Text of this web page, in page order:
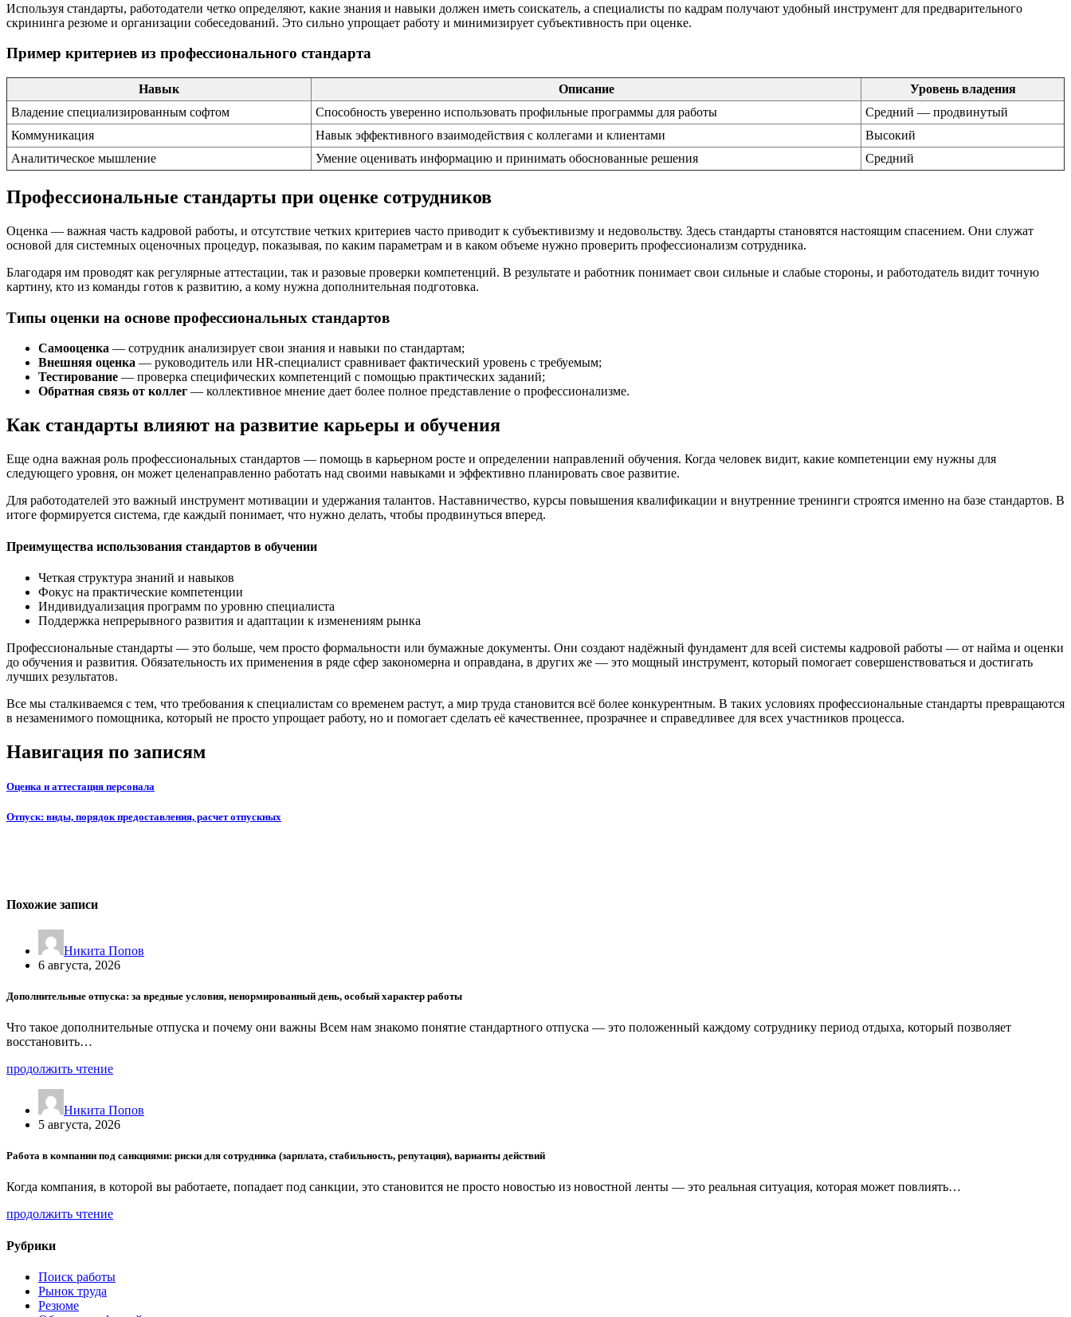
Используя стандарты, работодатели четко определяют, какие знания и навыки должен иметь соискатель, а специалисты по кадрам получают удобный инструмент для предварительного
скрининга резюме и организации собеседований. Это сильно упрощает работу и минимизирует субъективность при оценке.
Пример критериев из профессионального стандарта
Навык Описание
Уровень владения
Владение специализированным софтом
Способность уверенно использовать профильные программы для работы
Средний — продвинутый
Коммуникация
Навык эффективного взаимодействия с коллегами и клиентами
Высокий
Аналитическое мышление
Умение оценивать информацию и принимать обоснованные решения Средний
Профессиональные стандарты при оценке сотрудников
Оценка — важная часть кадровой работы, и отсутствие четких критериев часто приводит к субъективизму и недовольству. Здесь стандарты становятся настоящим спасением. Они служат
основой для системных оценочных процедур, показывая, по каким параметрам и в каком объеме нужно проверить профессионализм сотрудника.
Благодаря им проводят как регулярные аттестации, так и разовые проверки компетенций. В результате и работник понимает свои сильные и слабые стороны, и работодатель видит точную
картину, кто из команды готов к развитию, а кому нужна дополнительная подготовка.
Типы оценки на основе профессиональных стандартов
Самооценка — сотрудник анализирует свои знания и навыки по стандартам;
Внешняя оценка — руководитель или HR-специалист сравнивает фактический уровень с требуемым;
Тестирование — проверка специфических компетенций с помощью практических заданий;
Обратная связь от коллег — коллективное мнение дает более полное представление о профессионализме.
Как стандарты влияют на развитие карьеры и обучения
Еще одна важная роль профессиональных стандартов — помощь в карьерном росте и определении направлений обучения. Когда человек видит, какие компетенции ему нужны для
следующего уровня, он может целенаправленно работать над своими навыками и эффективно планировать свое развитие.
Для работодателей это важный инструмент мотивации и удержания талантов. Наставничество, курсы повышения квалификации и внутренние тренинги строятся именно на базе стандартов. В
итоге формируется система, где каждый понимает, что нужно делать, чтобы продвинуться вперед.
Преимущества использования стандартов в обучении
Четкая структура знаний и навыков
Фокус на практические компетенции
Индивидуализация программ по уровню специалиста
Поддержка непрерывного развития и адаптации к изменениям рынка
Профессиональные стандарты — это больше, чем просто формальности или бумажные документы. Они создают надёжный фундамент для всей системы кадровой работы — от найма и оценки
до обучения и развития. Обязательность их применения в ряде сфер закономерна и оправдана, в других же — это мощный инструмент, который помогает совершенствоваться и достигать
лучших результатов.
Все мы сталкиваемся с тем, что требования к специалистам со временем растут, а мир труда становится всё более конкурентным. В таких условиях профессиональные стандарты превращаются
в незаменимого помощника, который не просто упрощает работу, но и помогает сделать её качественнее, прозрачнее и справедливее для всех участников процесса.
Навигация по записям
Оценка и аттестация персонала
Отпуск: виды, порядок предоставления, расчет отпускных
Похожие записи
Никита Попов
6 августа, 2026
Дополнительные отпуска: за вредные условия, ненормированный день, особый характер работы
Что такое дополнительные отпуска и почему они важны Всем нам знакомо понятие стандартного отпуска — это положенный каждому сотруднику период отдыха, который позволяет
восстановить…
продолжить чтение
Никита Попов
5 августа, 2026
Работа в компании под санкциями: риски для сотрудника (зарплата, стабильность, репутация), варианты действий
Когда компания, в которой вы работаете, попадает под санкции, это становится не просто новостью из новостной ленты — это реальная ситуация, которая может повлиять…
продолжить чтение
Рубрики
Поиск работы
Рынок труда
Резюме